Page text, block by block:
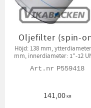
Oljefilter (spin-
Höjd: 138 mm,
mm, innerdiameter: 1"-12
P559418
141,00KR